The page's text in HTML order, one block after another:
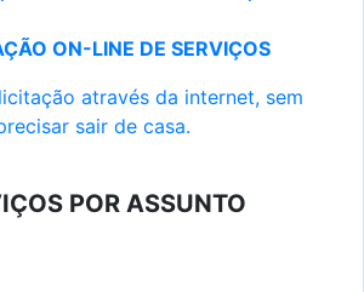
ON-LINE DE SERVIÇOS
através da internet, sem
sair de casa.
POR ASSUNTO